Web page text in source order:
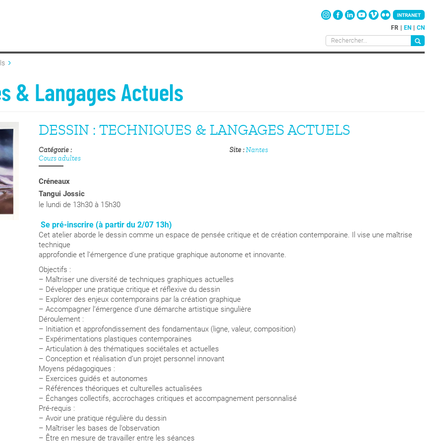
FR EN CN
INTRANET
& Langages Actuels
DESSIN : TECHNIQUES & LANGAGES ACTUELS
Catégorie
Cours adultes
Site Nantes
Créneaux
Tangui Jossic
le lundi de 13h30 à 15h30
Se pré-inscrire (à partir du 2/07 13h)
Cet atelier aborde le dessin comme un espace de pensée critique et de création contemporaine. Il vise une maîtrise
technique
approfondie et l’émergence d'une pratique graphique autonome et innovante.
Objectifs :
– Maîtriser une diversité de techniques graphiques actuelles
– Développer une pratique critique et réflexive du dessin
– Explorer des enjeux contemporains par la création graphique
– Accompagner l’émergence d'une démarche artistique singulière
Déroulement :
– Initiation et approfondissement des fondamentaux (ligne, valeur, composition)
– Expérimentations plastiques contemporaines
– Articulation à des thématiques sociétales et actuelles
– Conception et réalisation d’un projet personnel innovant
Moyens pédagogiques :
– Exercices guidés et autonomes
– Références théoriques et culturelles actualisées
– Échanges collectifs, accrochages critiques et accompagnement personnalisé
Pré-requis :
– Avoir une pratique régulière du dessin
– Maîtriser les bases de l’observation
– Être en mesure de travailler entre les séances